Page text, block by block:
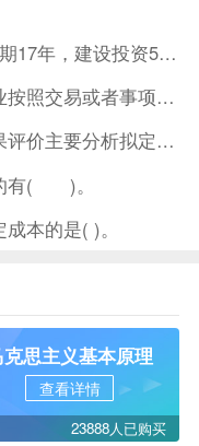
某建设项目建设期3年，生产经营期17年，建设投资5500万元
我国《企业会计准则》规定，企业按照交易或者事项的经济特征确定
对于非经营性技术方案，经济效果评价主要分析拟定方案的( )。
有( )。
本的是( )。
思主义基本原理
查看详情
23888人已购买